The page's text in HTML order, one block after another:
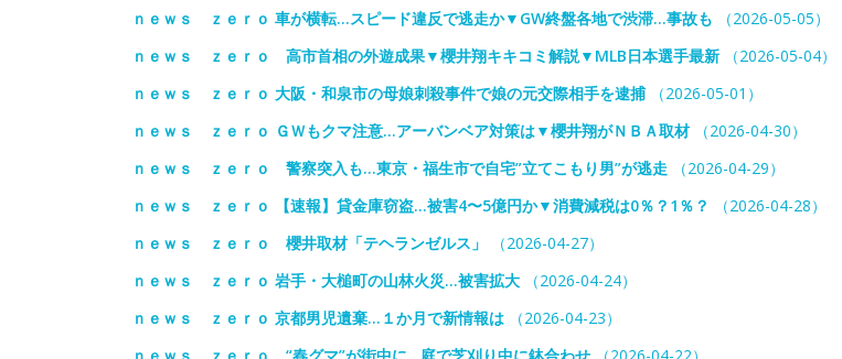
ｎｅｗｓ ｚｅｒｏ 車が横転…スピード違反で逃走か▼GW終盤各地で渋滞…事故も （2026-05-05）
ｎｅｗｓ ｚｅｒｏ 高市首相の外遊成果▼櫻井翔キキコミ解説▼MLB日本選手最新 （2026-05-04）
ｎｅｗｓ ｚｅｒｏ 大阪・和泉市の母娘刺殺事件で娘の元交際相手を逮捕（2026-05-01）
ｎｅｗｓ ｚｅｒｏ ＧＷもクマ注意…アーバンベア対策は▼櫻井翔がＮＢＡ取材（2026-04-30）
ｎｅｗｓ ｚｅｒｏ 警察突入も…東京・福生市で自宅”立てこもり男”が逃走 （2026-04-29）
ｎｅｗｓ ｚｅｒｏ 【速報】貸金庫窃盗…被害4〜5億円か▼消費減税は0％？1％？
（2026-04-28）
ｎｅｗｓ ｚｅｒｏ 櫻井取材「テヘランゼルス」
（2026-04-27）
ｎｅｗｓ ｚｅｒｏ 岩手・大槌町の山林火災…被害拡大 （2026-04-24）
ｎｅｗｓ ｚｅｒｏ 京都男児遺棄…１か月で新情報は （2026-04-23）
ｎｅｗｓ ｚｅｒｏ “春グマ”が街中に…庭で芝刈り中に鉢合わせ （2026-04-22）